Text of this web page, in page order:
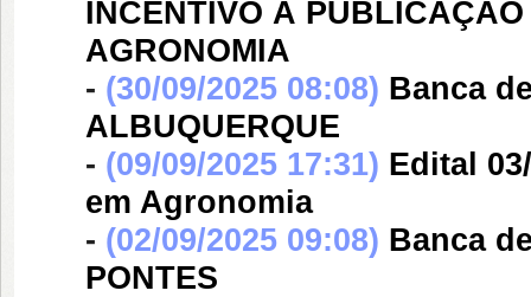
INCENTIVO À
AGRONOMIA
- (30/09/2025 08:08) Banca
ALBUQUERQUE
- (09/09/2025 17:31) Edital
em Agronomia
- (02/09/2025 09:08) Banca
PONTES